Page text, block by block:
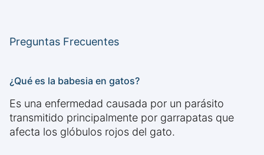
Preguntas Frecuentes
¿Qué es la babesia en gatos?
Es una enfermedad causada por un parásito
transmitido principalmente por garrapatas que
afecta los glóbulos rojos del gato.